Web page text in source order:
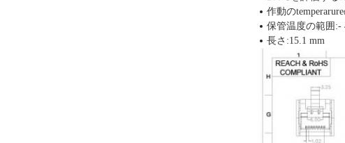
作動の
保管温度の範囲
長さ:15.1 mm